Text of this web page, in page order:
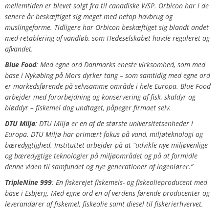
mellemtiden er blevet solgt fra til canadiske WSP. Orbicon har i de
senere år beskæftiget sig meget med netop havbrug og
muslingefarme. Tidligere har Orbicon beskæftiget sig blandt andet
med retablering af vandløb, som Hedeselskabet havde reguleret og
afvandet.
Blue Food: Med egne ord Danmarks eneste virksomhed, som med
base i Nykøbing på Mors dyrker tang – som samtidig med egne ord
er markedsførende på selvsamme område i hele Europa. Blue Food
arbejder med forarbejdning og konservering af fisk, skaldyr og
bløddyr – fiskemel dog undtaget, påpeger firmaet selv.
DTU Miljø: DTU Miljø er en af de største universitetsenheder i
Europa. DTU Miljø har primært fokus på vand, miljøteknologi og
bæredygtighed. Instituttet arbejder på at “udvikle nye miljøvenlige
og bæredygtige teknologier på miljøområdet og på at formidle
denne viden til samfundet og nye generationer af ingeniører.”
TripleNine 999: En fiskerejet fiskemels- og fiskeolieproducent med
base i Esbjerg. Med egne ord en af verdens førende producenter og
leverandører af fiskemel, fiskeolie samt diesel til fiskerierhvervet.